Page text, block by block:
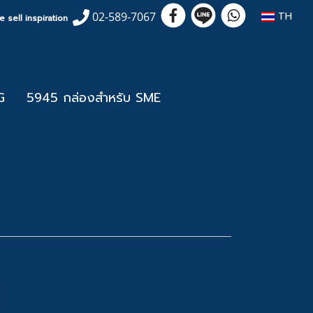
sell inspiration 02-589-7067 TH
5945 กล่องสำหรับ SME